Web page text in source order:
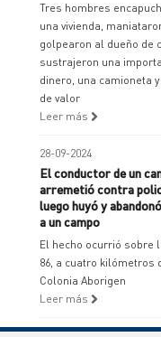
Tres hombres
una vivienda,
golpearon al dueño de
sustrajeron una
dinero, una camioneta
de valor
Leer más
28-09-2024
El conductor de un
arremetió contra
luego huyó y
a un campo
El hecho ocurrió sobre
86, a cuatro kilómetros
Colonia Aborigen
Leer más